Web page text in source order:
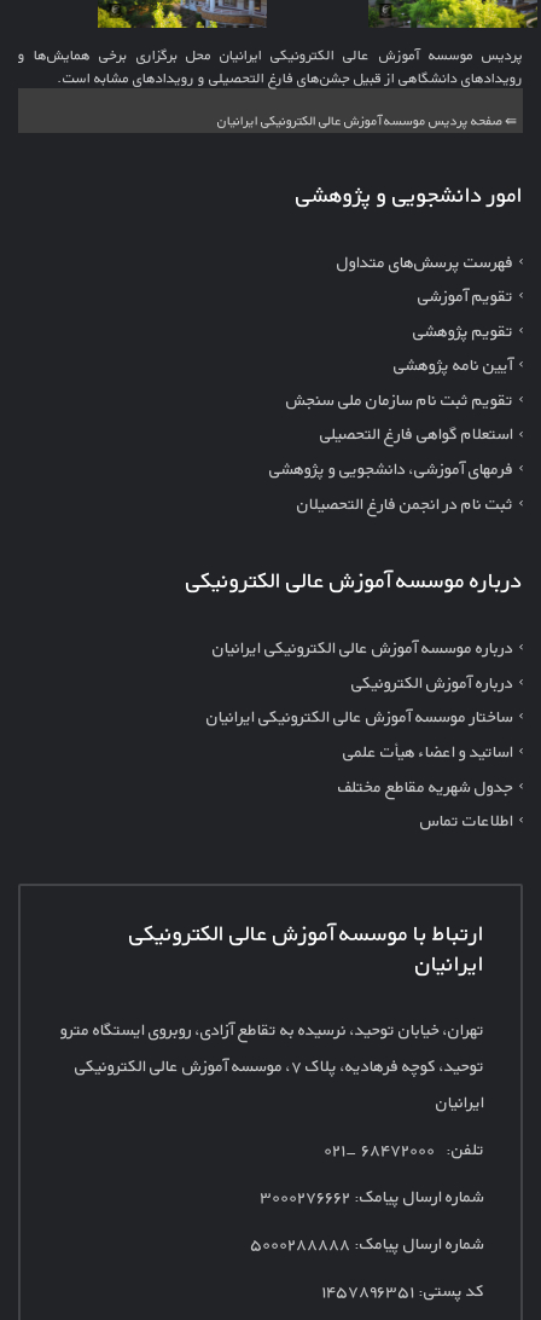
پردیس موسسه آموزش عالی الکترونیکی ایرانیان محل برگزاری برخی همایش‌ها و
رویدادهای دانشگاهی از قبیل جشن‌های فارغ التحصیلی و رویدادهای مشابه است.
⇚ صفحه پردیس موسسه آموزش عالی الکترونیکی ایرانیان
امور دانشجویی و پژوهشی
فهرست پرسش‌های متداول
تقویم آموزشی
تقویم پژوهشی
آیین نامه پژوهشی
تقویم ثبت نام سازمان ملی سنجش
استعلام گواهی فارغ التحصیلی
فرمهای آموزشی، دانشجویی و پژوهشی
ثبت نام در انجمن فارغ التحصیلان
درباره موسسه آموزش عالی الکترونیکی
درباره موسسه آموزش عالی الکترونیکی ایرانیان
درباره آموزش الکترونیکی
ساختار موسسه آموزش عالی الکترونیکی ایرانیان
اساتید و اعضاء هیأت علمی
جدول شهریه مقاطع مختلف
اطلاعات تماس
ارتباط با موسسه آموزش عالی الکترونیکی
ایرانیان
تهران، خیابان توحید، نرسیده به تقاطع آزادی، روبروی ایستگاه مترو
توحید، کوچه فرهادیه، پلاک
۷، موسسه آموزش عالی الکترونیکی
ایرانیان
تلفن: ۶۸۴۷۲۰۰۰ -۰۲۱
شماره ارسال پیامک:
۳۰۰۰۲۷۶۶۶۲
شماره ارسال پیامک: ۵۰۰۰۲۸۸۸۸۸
کد پستی: ۱۴۵۷۸۹۶۳۵۱